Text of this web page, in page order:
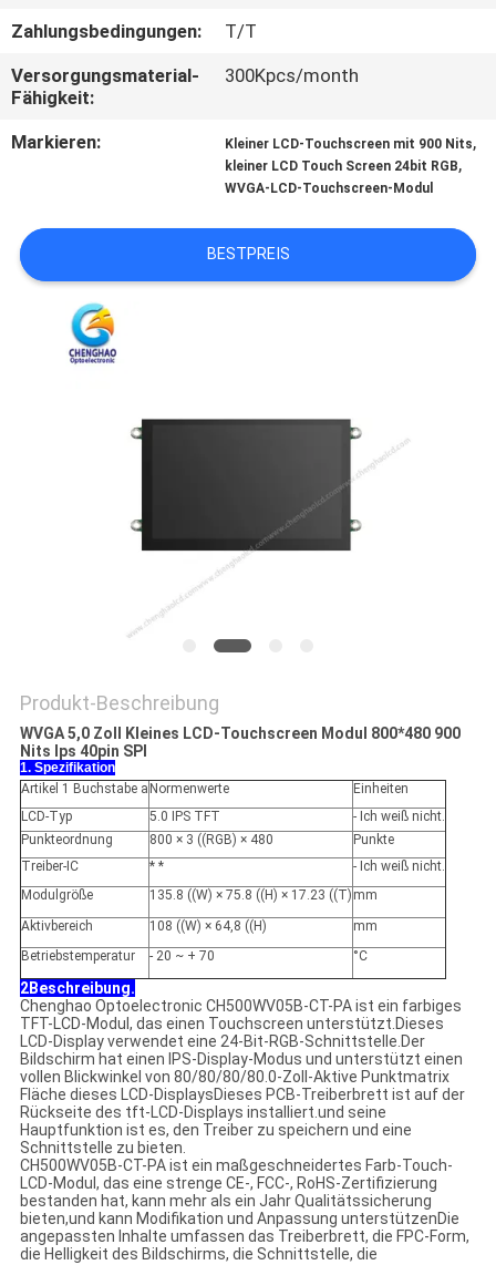
ANGEBOT
SITEMAP
POLICY
Zahlungsbedingungen:
T/T
Versorgungsmaterial-
Fähigkeit:
300Kpcs/month
Markieren: Kleiner LCD-Touchscreen mit 900 Nits,
kleiner LCD Touch Screen 24bit RGB,
WVGA-LCD-Touchscreen-Modul
BESTPREIS
Produkt-Beschreibung
WVGA 5,0 Zoll Kleines LCD-Touchscreen Modul 800*480 900
Nits Ips 40pin SPI
1. Spezifikation
Artikel 1 Buchstabe a Normenwerte
Einheiten
LCD-Typ
5.0 IPS TFT
- Ich weiß nicht.
Punkteordnung
800 × 3 ((RGB) × 480
Punkte
Treiber-IC
* *
- Ich weiß nicht.
Modulgröße
135.8 ((W) × 75.8 ((H) × 17.23 ((T) mm
Aktivbereich
108 ((W) × 64,8 ((H)
mm
Betriebstemperatur
- 20 ~ + 70 °C
2Beschreibung.
Chenghao Optoelectronic CH500WV05B-CT-PA ist ein farbiges
TFT-LCD-Modul, das einen Touchscreen unterstützt.Dieses
LCD-Display verwendet eine 24-Bit-RGB-Schnittstelle.Der
Bildschirm hat einen IPS-Display-Modus und unterstützt einen
vollen Blickwinkel von 80/80/80/80.0-Zoll-Aktive Punktmatrix
Fläche dieses LCD-DisplaysDieses PCB-Treiberbrett ist auf der
Rückseite des tft-LCD-Displays installiert.und seine
Hauptfunktion ist es, den Treiber zu speichern und eine
Schnittstelle zu bieten.
CH500WV05B-CT-PA ist ein maßgeschneidertes Farb-Touch-
LCD-Modul, das eine strenge CE-, FCC-, RoHS-Zertifizierung
bestanden hat, kann mehr als ein Jahr Qualitätssicherung
bieten,und kann Modifikation und Anpassung unterstützenDie
angepassten Inhalte umfassen das Treiberbrett, die FPC-Form,
die Helligkeit des Bildschirms, die Schnittstelle, die